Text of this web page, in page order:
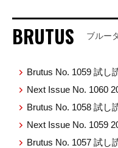
BRUTUS ブルー
Brutus No. 1059 試し
Next Issue No. 1060
Brutus No. 1058 試し
Next Issue No. 1059
Brutus No. 1057 試し